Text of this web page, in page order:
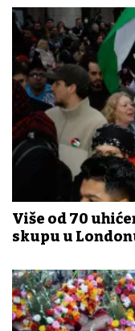
Više od 70
skupu u